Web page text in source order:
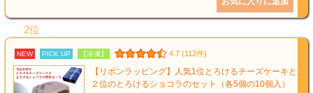
2位
NEW PICK UP 【冷凍】 4.7 (112件)
【リボンラッピング】人気1位とろけるチーズケーキと
２位のとろけるショコラのセット（各5個の10個入）